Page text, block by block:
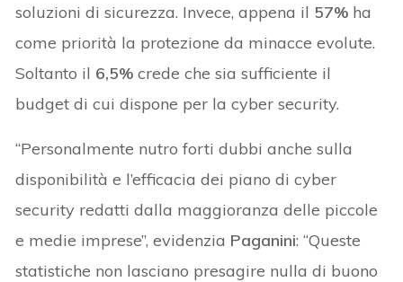
soluzioni di sicurezza. Invece, appena il 57% ha
come priorità la protezione da minacce evolute.
Soltanto il 6,5%crede che sia sufficiente il
budget di cui dispone per la cyber security.
“Personalmente nutro forti dubbi anche sulla
disponibilità e l’efficacia dei piano di cyber
security redatti dalla maggioranza delle piccole
e medie imprese”, evidenzia Paganini: “Queste
statistiche non lasciano presagire nulla di buono